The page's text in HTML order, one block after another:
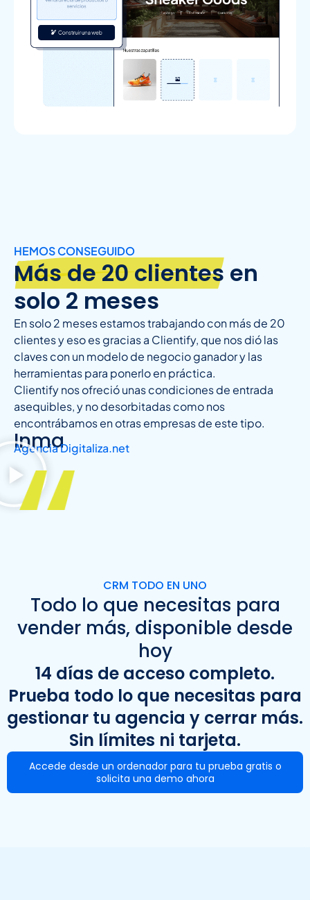
HEMOS CONSEGUIDO
Más de 20 clientes en
solo 2 meses
En solo 2 meses estamos trabajando con más de 20
clientes y eso es gracias a Clientify, que nos dió las
claves con un modelo de negocio ganador y las
herramientas para ponerlo en práctica.
Clientify nos ofreció unas condiciones de entrada
asequibles, y no desorbitadas como nos
encontrábamos en otras empresas de este tipo.
Inma
Agencia Digitaliza.net
CRM TODO EN UNO
Todo lo que necesitas para
vender más, disponible desde
hoy
14 días de acceso completo.
Prueba todo lo que necesitas para
gestionar tu agencia y cerrar más.
Sin límites ni tarjeta.
Accede desde un ordenador para tu prueba gratis o
solicita una demo ahora